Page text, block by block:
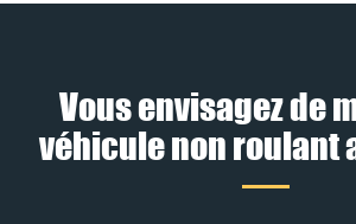
Vous envisagez de
véhicule non roulant